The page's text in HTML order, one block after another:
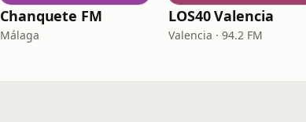
Chanquete FM
Málaga
LOS40 Valencia
Valencia · 94.2 FM